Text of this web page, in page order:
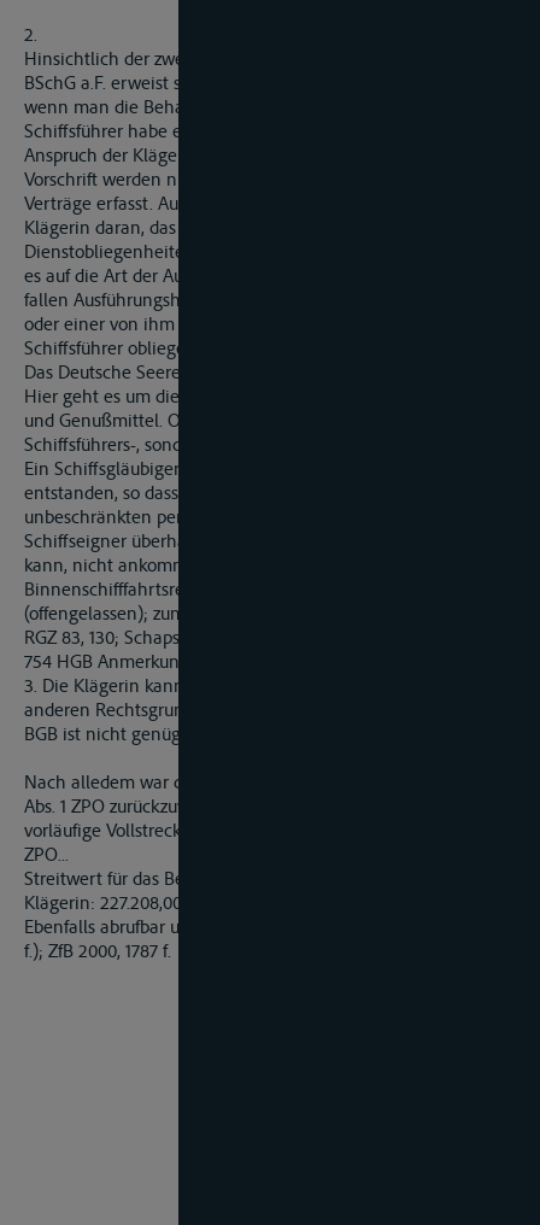
2.
Hinsichtlich der zweiten. Alternative von § 1Q2 Nr. 5 Abs.4
BSchG a.F. erweist sich die Klage bereits als unschlüssig,
wenn man die Behauptung der Klägerin zugrundelegt, dem
Schiffsführer habe eine spezielle Vollmacht gefehlt; denn
Anspruch der Klägerin daran, dass die Ausführung der von der
Vorschrift werden nur von dem Schiffseigner geschlossene
Verträge erfasst. Auf jeden Fall scheitert ein Anspruch der
Klägerin daran, das die Ausführung der Verträge nicht zu den
Dienstobliegenheiten des Schiffsführers gehört. Dabei kommt
es auf die Art der Ausführungshandlung an. Nicht darunter
fallen Ausführungshandlungen, die dem Schiffseigner selber
oder einer von ihm betrauten anderen Hilfsperson als dem
Schiffsführer obliegen (so für das Seerecht Schaps-Abraham,
Das Deutsche Seerecht, 3. Auflage, § 486 HGB Anmerkung 23).
Hier geht es um die Bezahlung des Kaufpreises für die Lebens-
und Genußmittel. Ohne Zweifel ist dies nicht Sache des
Schiffsführers-, sondern des Ausrüsters/Eigners, also der Fa. C .
Ein Schiffsgläubigerrecht ist daher für die Klägerin nicht
entstanden, so dass es auf die Frage, ob im Falle eines
unbeschränkten persönlichen Anspruchs gegen den
Schiffseigner überhaupt ein Schiffsgläubigerrecht entstehen
kann, nicht ankommt (vgl. hierzu Vortisch-Bemm,
Binnenschifffahrtsrecht, 4. Auflage, § 102 Rnr. 22
(offengelassen); zum alten Seerecht: OLG Kiel OLG E 22, 69;
RGZ 83, 130; Schaps-Abraham a. a. 0. § 486 HGB Rnr. 29 und
754 HGB Anmerkung 26 ff.).
3. Die Klägerin kann die. Forderung auch, nicht aus einem
anderen Rechtsgrund herleiten. Für einen Anspruch aus § 826
BGB ist nicht genügend vorgetragen...
Nach alledem war die Berufung mit der Kostenfolge aus § 97
Abs. 1 ZPO zurückzuweisen. Die Entscheidung über die
vorläufige Vollstreckbarkeit beruht auf §§ 708 Nr. 10, 711 S. 1
ZPO...
Streitwert für das Berufungsverfahren und Beschwer der
Klägerin: 227.208,00 DM.
Ebenfalls abrufbar unter ZfB 2000 - Nr. 6 (Sammlung Seite 1787
f.); ZfB 2000, 1787 f.